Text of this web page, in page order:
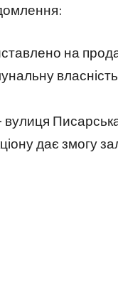
на
вулиця
дає змогу